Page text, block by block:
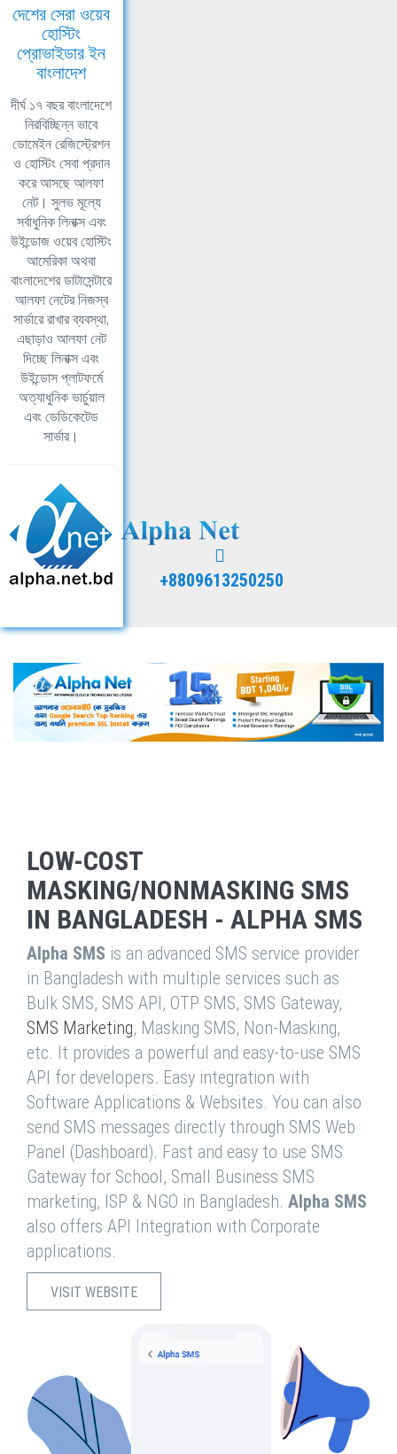
দেশের সেরা ওয়েব
হোস্টিং
প্রোভাইডার ইন
বাংলাদেশ
দীর্ঘ ১৭ বছর বাংলাদেশে
নিরবিচ্ছিন্ন ভাবে
ডোমেইন রেজিস্ট্রেশন
ও হোস্টিং সেবা প্রদান
করে আসছে আলফা
নেট। সুলভ মূল্যে
সর্বাধুনিক লিনাক্স এবং
উইন্ডোজ ওয়েব হোস্টিং
আমেরিকা অথবা
বাংলাদেশের ডাটাসেন্টারে
আলফা নেটের নিজস্ব
সার্ভারে রাখার ব্যবস্থা,
এছাড়াও আলফা নেট
দিচ্ছে লিনাক্স এবং
উইন্ডোস প্লাটফর্মে
অত্যাধুনিক ভার্চুয়াল
এবং ডেডিকেটেড
সার্ভার।
+8809613250250
LOW-COST
MASKING/NONMASKING SMS
IN BANGLADESH - ALPHA SMS
Alpha SMS is an advanced SMS service provider
in Bangladesh with multiple services such as
Bulk SMS, SMS API, OTP SMS, SMS Gateway,
SMS Marketing, Masking SMS, Non-Masking,
etc. It provides a powerful and easy-to-use SMS
API for developers. Easy integration with
Software Applications & Websites. You can also
send SMS messages directly through SMS Web
Panel (Dashboard). Fast and easy to use SMS
Gateway for School, Small Business SMS
marketing, ISP & NGO in Bangladesh. Alpha SMS
also offers API Integration with Corporate
applications.
VISIT WEBSITE